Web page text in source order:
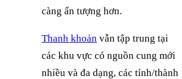
càng ấn tượng hơn.
Thanh khoản vẫn tập trung tại
các khu vực có nguồn cung mới
nhiều và đa dạng, các tỉnh/thành